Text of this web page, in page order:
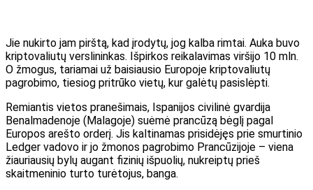
Jie nukirto jam pirštą, kad įrodytų, jog kalba rimtai. Auka buvo
kriptovaliutų verslininkas. Išpirkos reikalavimas viršijo 10 mln.
O žmogus, tariamai už baisiausio Europoje kriptovaliutų
pagrobimo, tiesiog pritrūko vietų, kur galėtų pasislėpti.
Remiantis vietos pranešimais, Ispanijos civilinė gvardija
Benalmadenoje (Malagoje) suėmė prancūzą bėglį pagal
Europos arešto orderį. Jis kaltinamas prisidėjęs prie smurtinio
Ledger vadovo ir jo žmonos pagrobimo Prancūzijoje – viena
žiauriausių bylų augant fizinių išpuolių, nukreiptų prieš
skaitmeninio turto turėtojus, banga.